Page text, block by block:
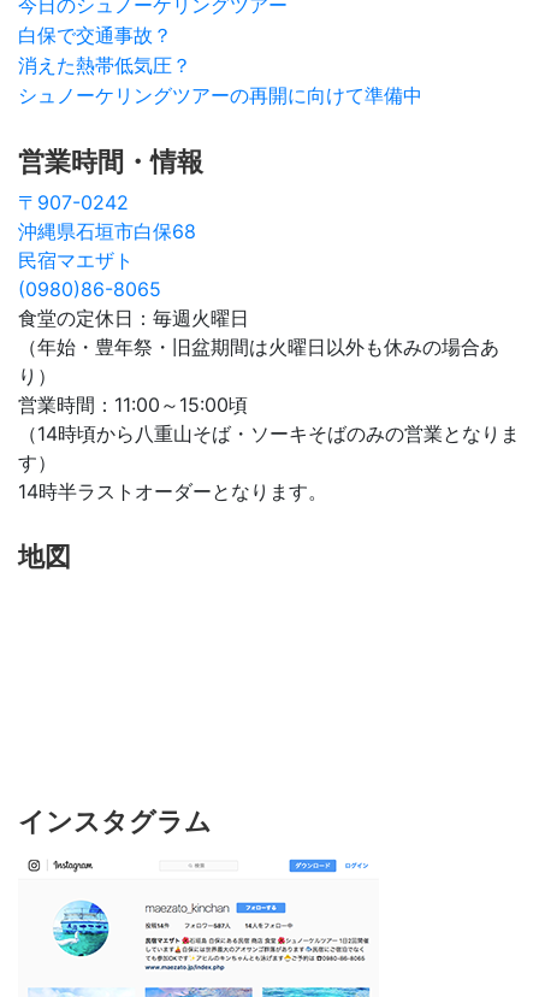
今日のシュノーケリングツアー
白保で交通事故？
消えた熱帯低気圧？
シュノーケリングツアーの再開に向けて準備中
営業時間・情報
〒907-0242
沖縄県石垣市白保68
民宿マエザト
(0980)86-8065
食堂の定休日：毎週火曜日
（年始・豊年祭・旧盆期間は火曜日以外も休みの場合あ
り）
営業時間：11:00～15:00頃
（14時頃から八重山そば・ソーキそばのみの営業となりま
す）
14時半ラストオーダーとなります。
地図
インスタグラム